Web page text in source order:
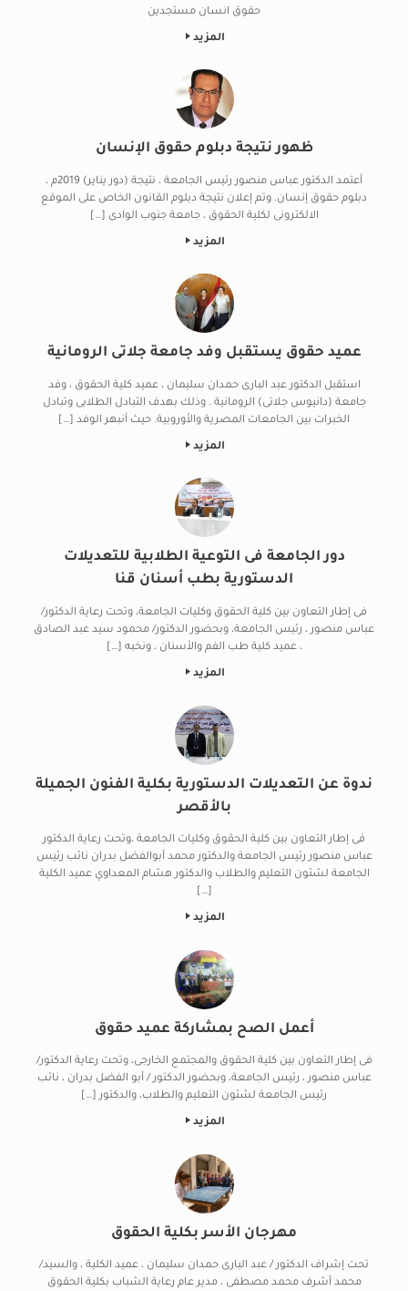
حقوق انسان مستجدين
المزيد
ظهور نتيجة دبلوم حقوق الإنسان
أعتمد الدكتور عباس منصور رئيس الجامعة ، نتيجة (دور يناير) 2019م ،
دبلوم حقوق إنسان. وتم إعلان نتيجة دبلوم القانون الخاص على الموقع
الالكترونى لكلية الحقوق ، جامعة جنوب الوادى […]
المزيد
عميد حقوق يستقبل وفد جامعة جلاتى الرومانية
استقبل الدكتور عبد البارى حمدان سليمان ، عميد كلية الحقوق ، وفد
جامعة (دانيوس جلاتى) الرومانية . وذلك بهدف التبادل الطلابى وتبادل
الخبرات بين الجامعات المصرية والأوروبية. حيث أنبهر الوفد […]
المزيد
دور الجامعة فى التوعية الطلابية للتعديلات
الدستورية بطب أسنان قنا
فى إطار التعاون بين كلية الحقوق وكليات الجامعة، وتحت رعاية الدكتور/
عباس منصور ، رئيس الجامعة، وبحضور الدكتور/ محمود سيد عبد الصادق
، عميد كلية طب الفم والأسنان ، ونخبه […]
المزيد
ندوة عن التعديلات الدستورية بكلية الفنون الجميلة
بالأقصر
فى إطار التعاون بين كلية الحقوق وكليات الجامعة ،وتحت رعاية الدكتور
عباس منصور رئيس الجامعة والدكتور محمد أبوالفضل بدران نائب رئيس
الجامعة لشئون التعليم والطلاب والدكتور هشام المعداوي عميد الكلية
[…]
المزيد
أعمل الصح بمشاركة عميد حقوق
فى إطار التعاون بين كلية الحقوق والمجتمع الخارجى، وتحت رعاية الدكتور/
عباس منصور ، رئيس الجامعة، وبحضور الدكتور / أبو الفضل بدران ، نائب
رئيس الجامعة لشئون التعليم والطلاب، والدكتور […]
المزيد
مهرجان الأسر بكلية الحقوق
تحت إشراف الدكتور / عبد البارى حمدان سليمان ، عميد الكلية ، والسيد/
محمد أشرف محمد مصطفى ، مدير عام رعاية الشباب بكلية الحقوق